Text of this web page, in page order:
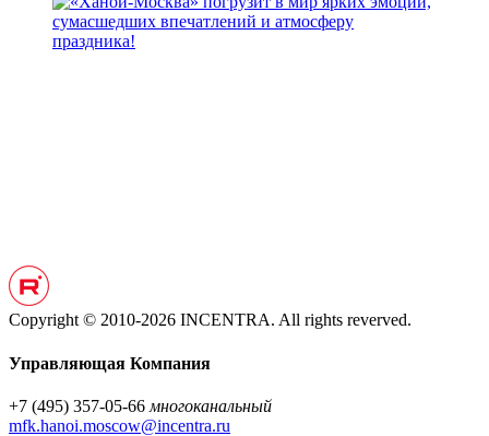
Copyright © 2010-2026 INCENTRA. All rights reverved.
Управляющая Компания
+7 (495) 357-05-66 многоканальный
mfk.hanoi.moscow@incentra.ru